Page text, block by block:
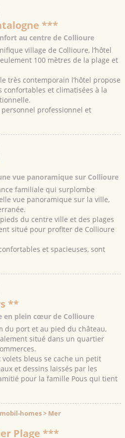
***
au centre de Collioure
village de Collioure, l’hôtel
100 mètres de la plage et
très contemporain l’hôtel propose
confortables et climatisées à la
professionnel et
vue panoramique sur Collioure
familiale qui surplombe
vue panoramique sur la ville,
du centre ville et des plages
situé pour profiter de Collioure
et spacieuses, sont
**
en plein cœur de Collioure
du port et au pied du château,
situé dans un quartier
bleus se cache un petit
et dessins laissés par les
pour la famille Pous qui tient
homes > Mer
Plage ***